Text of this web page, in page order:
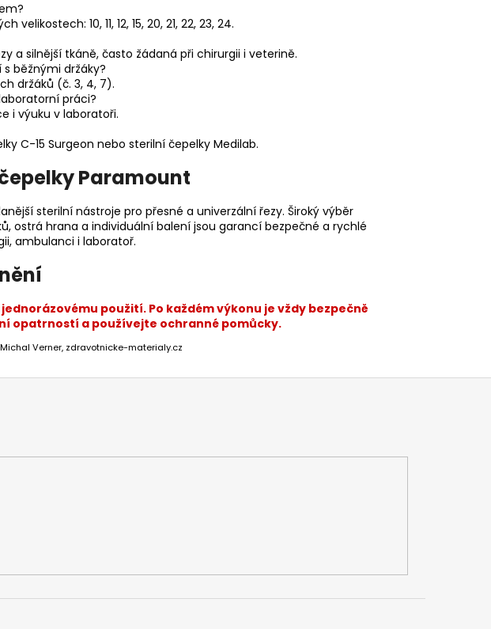
10, 11, 12, 15, 20, 21, 22, 23, 24.
a silnější tkáně, často žádaná při chirurgii i veterině.
běžnými držáky?
držáků (č. 3, 4, 7).
práci?
i výuku v laboratoři.
C-15 Surgeon nebo sterilní čepelky Medilab.
Paramount
sterilní nástroje pro přesné a univerzální řezy. Široký výběr
ostrá hrana a individuální balení jsou garancí bezpečné a rychlé
ambulanci i laboratoř.
použití. Po každém výkonu je vždy bezpečně
opatrností a používejte ochranné pomůcky.
Verner, zdravotnicke-materialy.cz